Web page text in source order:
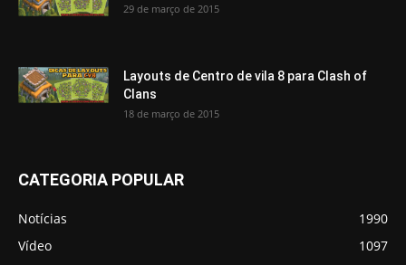
29 de março de 2015
Layouts de Centro de vila 8 para Clash of
Clans
18 de março de 2015
CATEGORIA POPULAR
Notícias
1990
Vídeo
1097